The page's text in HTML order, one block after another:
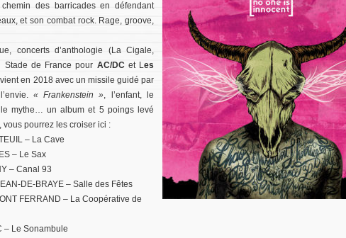
des barricades en défendant
et son combat rock. Rage, groove,
concerts d’anthologie (La Cigale,
Stade de France pour AC/DCet Les
en 2018 avec un missile guidé par
« Frankenstein », l’enfant, le
mythe… un album et 5 poings levé
vous pourrez les croiser ici :
– La Cave
– Le Sax
– Canal 93
DE-BRAYE – Salle des Fêtes
FERRAND – La Coopérative de
– Le Sonambule